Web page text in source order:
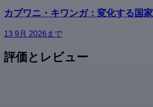
カプワニ・キワンガ：変化する国家
13 9月 2026まで
評価とレビュー